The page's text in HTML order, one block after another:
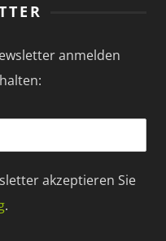
anmelden
akzeptieren Sie
.